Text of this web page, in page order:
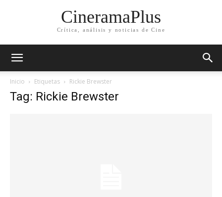
CineramaPlus
Crítica, análisis y noticias de Cine
Inicio Etiquetas Rickie Brewster
Tag: Rickie Brewster